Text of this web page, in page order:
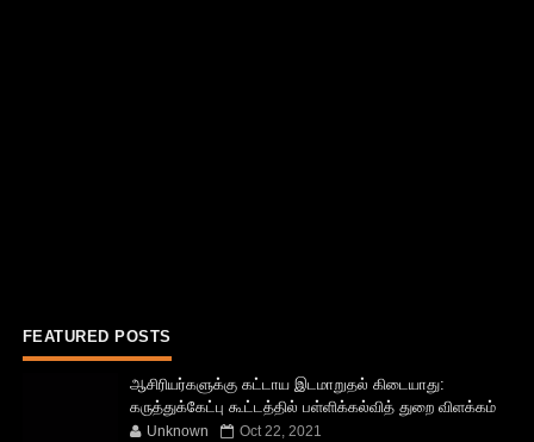
FEATURED POSTS
ஆசிரியர்களுக்கு கட்டாய இடமாறுதல் கிடையாது:
கருத்துக்கேட்பு கூட்டத்தில் பள்ளிக்கல்வித் துறை விளக்கம்
Unknown Oct 22, 2021